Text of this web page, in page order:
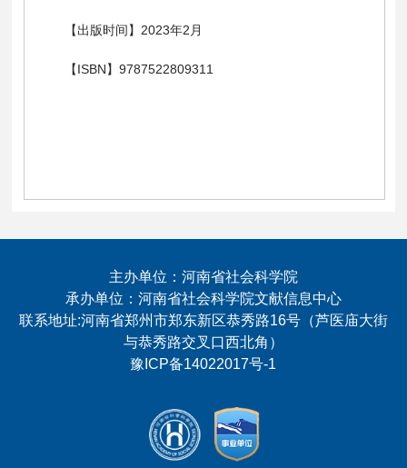
【出版时间】2023年2月
【ISBN】9787522809311
主办单位：河南省社会科学院
承办单位：河南省社会科学院文献信息中心
联系地址:河南省郑州市郑东新区恭秀路16号（芦医庙大街
与恭秀路交叉口西北角）
豫ICP备14022017号-1